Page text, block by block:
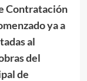
Contratación
ya a
al
del
de